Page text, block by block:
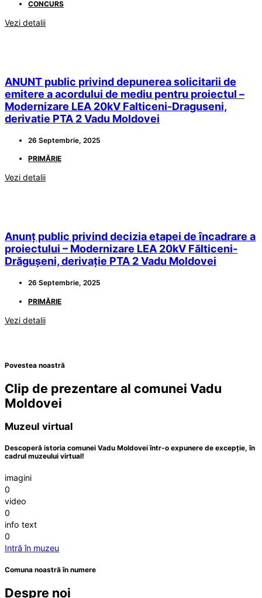
CONCURS
Vezi detalii
ANUNT public privind depunerea solicitarii de
emitere a acordului de mediu pentru proiectul –
Modernizare LEA 20kV Falticeni-Draguseni,
derivatie PTA 2 Vadu Moldovei
26 Septembrie, 2025
PRIMĂRIE
Vezi detalii
Anunț public privind decizia etapei de încadrare a
proiectului – Modernizare LEA 20kV Fălticeni-
Drăgușeni, derivație PTA 2 Vadu Moldovei
26 Septembrie, 2025
PRIMĂRIE
Vezi detalii
Povestea noastră
Clip de prezentare al comunei Vadu
Moldovei
Muzeul virtual
Descoperă istoria comunei Vadu Moldovei într-o expunere de excepție, în
cadrul muzeului virtual!
imagini
0
video
0
info text
0
Intră în muzeu
Comuna noastră în numere
Despre noi